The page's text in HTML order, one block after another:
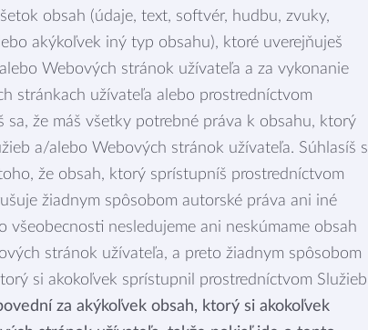
obsah (údaje, text, softvér, hudbu, zvuky,
akýkoľvek iný typ obsahu), ktoré uverejňuješ
Webových stránok užívateľa a za vykonanie
stránkach užívateľa alebo prostredníctvom
že máš všetky potrebné práva k obsahu, ktorý
a/alebo Webových stránok užívateľa. Súhlasíš s
že obsah, ktorý sprístupníš prostredníctvom
žiadnym spôsobom autorské práva ani iné
nesledujeme ani neskúmame obsah
stránok užívateľa, a preto žiadnym spôsobom
si akokoľvek sprístupnil prostredníctvom Služieb
za akýkoľvek obsah, ktorý si akokoľvek